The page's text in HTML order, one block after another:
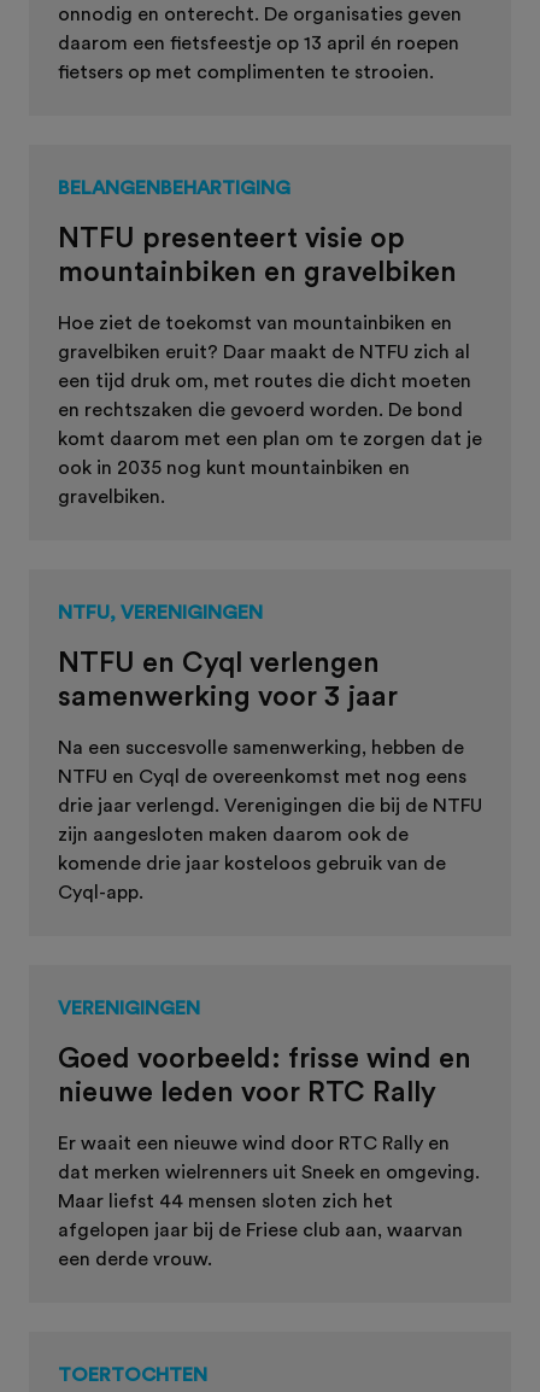
onnodig en onterecht. De organisaties geven
daarom een fietsfeestje op 13 april én roepen
fietsers op met complimenten te strooien.
BELANGENBEHARTIGING
NTFU presenteert visie op
mountainbiken en gravelbiken
Hoe ziet de toekomst van mountainbiken en
gravelbiken eruit? Daar maakt de NTFU zich al
een tijd druk om, met routes die dicht moeten
en rechtszaken die gevoerd worden. De bond
komt daarom met een plan om te zorgen dat je
ook in 2035 nog kunt mountainbiken en
gravelbiken.
NTFU, VERENIGINGEN
NTFU en Cyql verlengen
samenwerking voor 3 jaar
Na een succesvolle samenwerking, hebben de
NTFU en Cyql de overeenkomst met nog eens
drie jaar verlengd. Verenigingen die bij de NTFU
zijn aangesloten maken daarom ook de
komende drie jaar kosteloos gebruik van de
Cyql-app.
VERENIGINGEN
Goed voorbeeld: frisse wind en
nieuwe leden voor RTC Rally
Er waait een nieuwe wind door RTC Rally en
dat merken wielrenners uit Sneek en omgeving.
Maar liefst 44 mensen sloten zich het
afgelopen jaar bij de Friese club aan, waarvan
een derde vrouw.
TOERTOCHTEN